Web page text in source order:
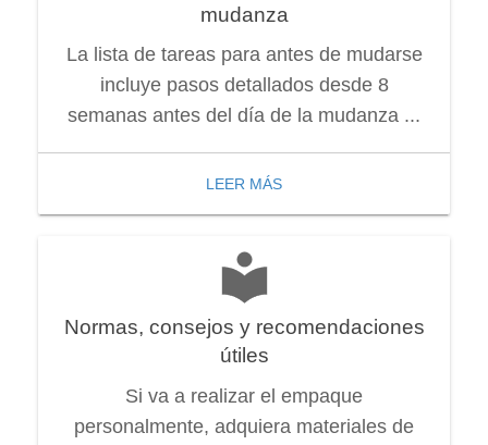
mudanza
La lista de tareas para antes de mudarse
incluye pasos detallados desde 8
semanas antes del día de la mudanza ...
LEER MÁS
Normas, consejos y recomendaciones
útiles
Si va a realizar el empaque
personalmente, adquiera materiales de